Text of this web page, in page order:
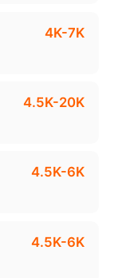
4K-7K
4.5K-20K
4.5K-6K
4.5K-6K